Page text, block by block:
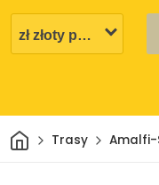
DomTrasy Amalfi-